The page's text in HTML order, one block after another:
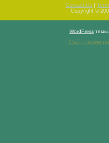
Contact Us |
Copyright ©
WordPress
Сайт